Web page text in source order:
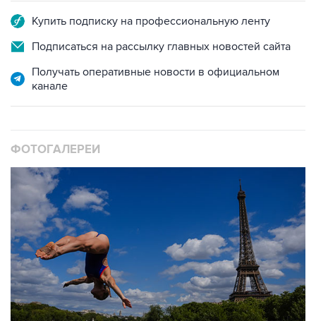
Купить подписку на профессиональную ленту
Подписаться на рассылку главных новостей сайта
Получать оперативные новости в официальном
канале
ФОТОГАЛЕРЕИ